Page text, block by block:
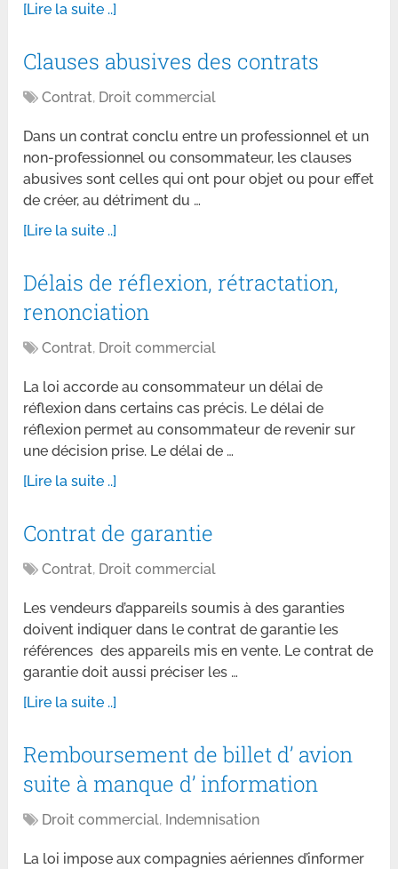
[Lire la suite ..]
Clauses abusives des contrats
Contrat, Droit commercial
Dans un contrat conclu entre un professionnel et un
non-professionnel ou consommateur, les clauses
abusives sont celles qui ont pour objet ou pour effet
de créer, au détriment du …
[Lire la suite ..]
Délais de réflexion, rétractation,
renonciation
Contrat, Droit commercial
La loi accorde au consommateur un délai de
réflexion dans certains cas précis. Le délai de
réflexion permet au consommateur de revenir sur
une décision prise. Le délai de …
[Lire la suite ..]
Contrat de garantie
Contrat, Droit commercial
Les vendeurs d’appareils soumis à des garanties
doivent indiquer dans le contrat de garantie les
références des appareils mis en vente. Le contrat de
garantie doit aussi préciser les …
[Lire la suite ..]
Remboursement de billet d’ avion
suite à manque d’ information
Droit commercial, Indemnisation
La loi impose aux compagnies aériennes d’informer